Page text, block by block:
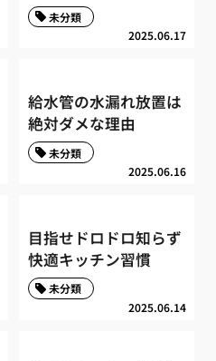
2025.06.17
未分類
給水管の水漏れ放置は
絶対ダメな理由
2025.06.16
未分類
目指せドロドロ知らず
快適キッチン習慣
2025.06.14
未分類